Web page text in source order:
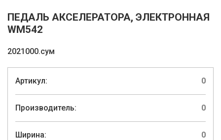
ПЕДАЛЬ АКСЕЛЕРАТОРА, ЭЛЕКТРОННАЯ
WM542
2021000.сум
Артикул: 0
Производитель: 0
Ширина: 0